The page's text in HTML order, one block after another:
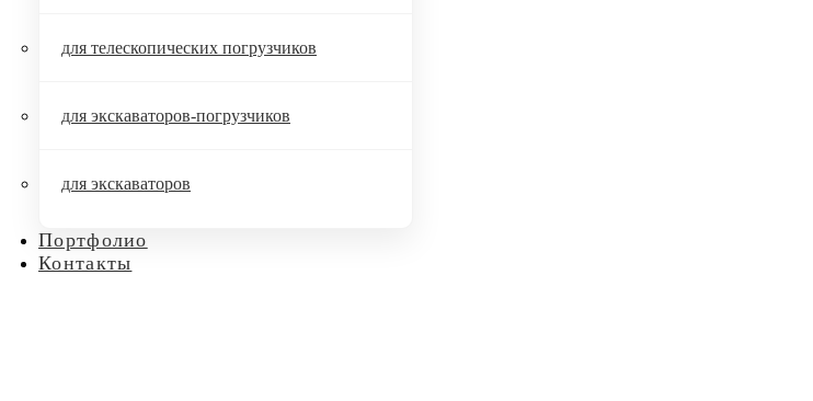
для телескопических погрузчиков
для экскаваторов-погрузчиков
для экскаваторов
Портфолио
Контакты